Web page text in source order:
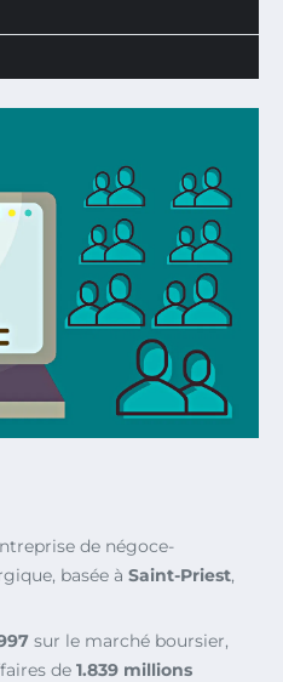
de négoce-
basée à Saint-Priest,
sur le marché boursier,
de 1.839 millions